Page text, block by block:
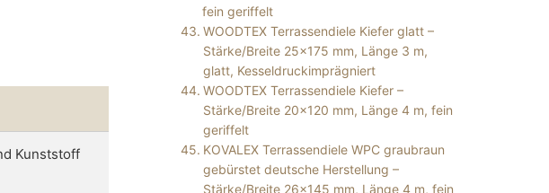
Kunststoff
fein geriffelt
WOODTEX Terrassendiele Kiefer glatt –
Stärke/Breite 25×175 mm, Länge 3 m,
glatt, Kesseldruckimprägniert
WOODTEX Terrassendiele Kiefer –
Stärke/Breite 20×120 mm, Länge 4 m, fein
geriffelt
KOVALEX Terrassendiele WPC graubraun
gebürstet deutsche Herstellung –
Stärke/Breite 26×145 mm, Länge 4 m, fein